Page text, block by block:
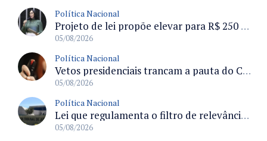
Política Nacional
Projeto de lei propõe elevar para R$ 250 mil limite de isenção do IPI para pessoas com deficiência e autismo
05/08/2026
Política Nacional
Vetos presidenciais trancam a pauta do Congresso com 87 itens pendentes e incluem trechos do Orçamento de 2026
05/08/2026
Política Nacional
Lei que regulamenta o filtro de relevância no STJ define requisitos para recurso especial e efeitos processuais
05/08/2026